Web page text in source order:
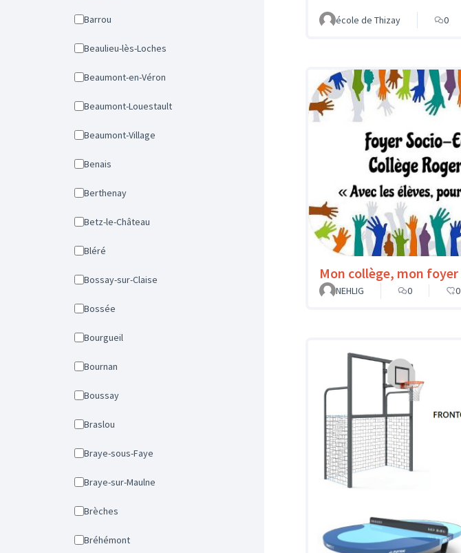
Barrou
Beaulieu-lès-Loches
Beaumont-en-Véron
Beaumont-Louestault
Beaumont-Village
Benais
Berthenay
Betz-le-Château
Bléré
Bossay-sur-Claise
Bossée
Bourgueil
Bournan
Boussay
Braslou
Braye-sous-Faye
Braye-sur-Maulne
Brèches
Bréhémont
école de Thizay 0
Mon collège, mon foyer
NEHLIG
0 0